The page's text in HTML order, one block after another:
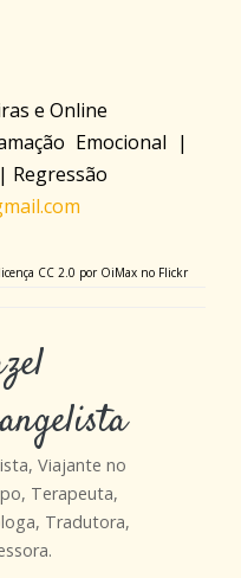
e Online
Emocional |
Regressão
CC 2.0 por OiMax no Flickr
Viajante no
Terapeuta,
Tradutora,